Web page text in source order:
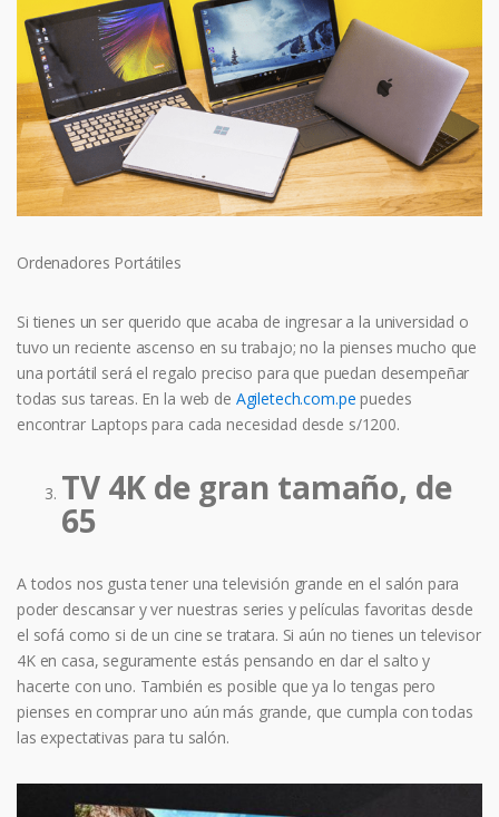
Ordenadores Portátiles
Si tienes un ser querido que acaba de ingresar a la universidad o
tuvo un reciente ascenso en su trabajo; no la pienses mucho que
una portátil será el regalo preciso para que puedan desempeñar
todas sus tareas. En la web de Agiletech.com.pe puedes
encontrar Laptops para cada necesidad desde s/1200.
TV 4K de gran tamaño, de
65
A todos nos gusta tener una televisión grande en el salón para
poder descansar y ver nuestras series y películas favoritas desde
el sofá como si de un cine se tratara. Si aún no tienes un televisor
4K en casa, seguramente estás pensando en dar el salto y
hacerte con uno. También es posible que ya lo tengas pero
pienses en comprar uno aún más grande, que cumpla con todas
las expectativas para tu salón.